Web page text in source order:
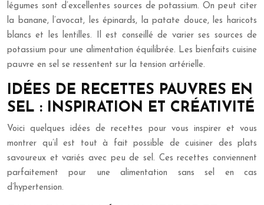
légumes sont d’excellentes sources de potassium. On peut citer
la banane, l’avocat, les épinards, la patate douce, les haricots
blancs et les lentilles. Il est conseillé de varier ses sources de
potassium pour une alimentation équilibrée. Les bienfaits cuisine
pauvre en sel se ressentent sur la tension artérielle.
IDÉES DE RECETTES PAUVRES EN
SEL : INSPIRATION ET CRÉATIVITÉ
Voici quelques idées de recettes pour vous inspirer et vous
montrer qu’il est tout à fait possible de cuisiner des plats
savoureux et variés avec peu de sel. Ces recettes conviennent
parfaitement pour une alimentation sans sel en cas
d’hypertension.